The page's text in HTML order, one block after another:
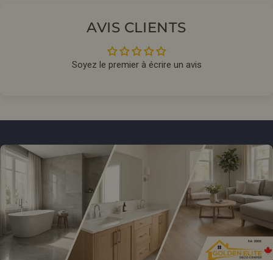
AVIS CLIENTS
Soyez le premier à écrire un avis